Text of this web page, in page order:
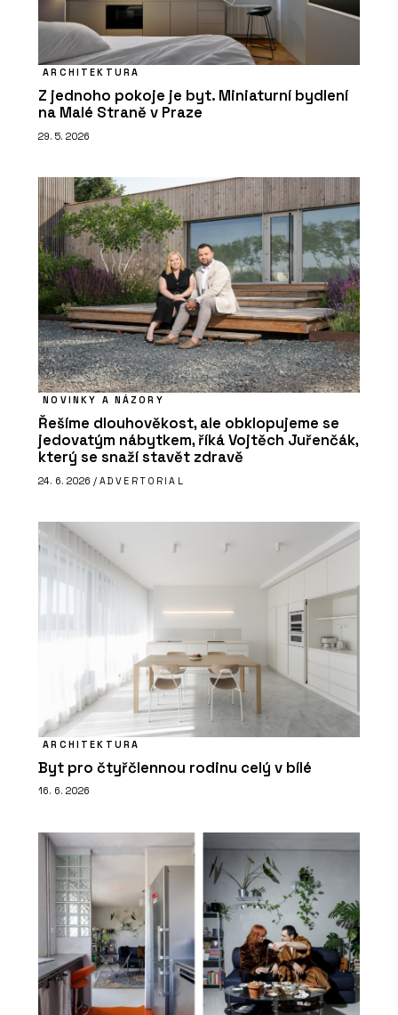
ARCHITEKTURA
Z jednoho pokoje je byt. Miniaturní bydlení
na Malé Straně v Praze
29. 5. 2026
NOVINKY A NÁZORY
Řešíme dlouhověkost, ale obklopujeme se
jedovatým nábytkem, říká Vojtěch Juřenčák,
který se snaží stavět zdravě
24. 6. 2026 / ADVERTORIAL
ARCHITEKTURA
Byt pro čtyřčlennou rodinu celý v bílé
16. 6. 2026